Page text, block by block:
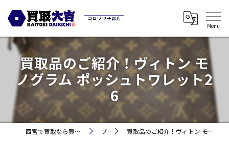
買取品のご紹介！ヴィトン モ
ノグラム ポッシュトワレット2
6
西宮で買取なら買取大吉コロワ甲子園店 ブログ 買取品のご紹介！ヴィトン モノグラム ポッシュトワレット26